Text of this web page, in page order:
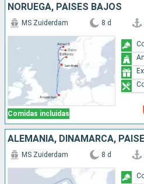
NORUEGA, PAISES BAJOS
Comidas incluidas
MS Zuiderdam 8 d
ALEMANIA, DINAMARCA,
MS Zuiderdam 8 d